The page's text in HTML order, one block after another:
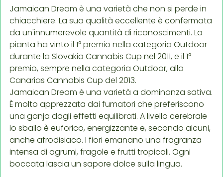
Jamaican Dream è una varietà che non si perde in
chiacchiere. La sua qualità eccellente è confermata
da un'innumerevole quantità di riconoscimenti. La
pianta ha vinto il 1° premio nella categoria Outdoor
durante la Slovakia Cannabis Cup nel 2011, e il 1°
premio, sempre nella categoria Outdoor, alla
Canarias Cannabis Cup del 2013.
Jamaican Dream è una varietà a dominanza sativa.
È molto apprezzata dai fumatori che preferiscono
una ganja dagli effetti equilibrati. A livello cerebrale
lo sballo è euforico, energizzante e, secondo alcuni,
anche afrodisiaco. I fiori emanano una fragranza
intensa di agrumi, fragole e frutti tropicali. Ogni
boccata lascia un sapore dolce sulla lingua.